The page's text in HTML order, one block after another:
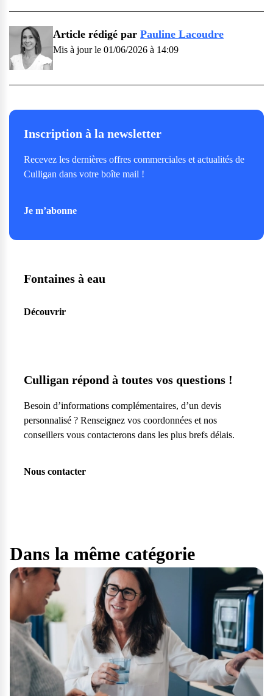
Article rédigé par Pauline Lacoudre
Mis à jour le 01/06/2026 à 14:09
Inscription à la newsletter
Recevez les dernières offres commerciales et actualités de
Culligan dans votre boîte mail !
Je m’abonne
Fontaines à eau
Découvrir
Culligan répond à toutes vos questions !
Besoin d’informations complémentaires, d’un devis
personnalisé ? Renseignez vos coordonnées et nos
conseillers vous contacterons dans les plus brefs délais.
Nous contacter
Dans la même catégorie